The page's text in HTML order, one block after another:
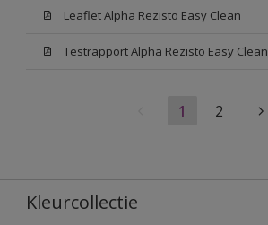
Leaflet Alpha Rezisto Easy Clean
Testrapport Alpha Rezisto Easy Clean
1 2
Kleurcollectie